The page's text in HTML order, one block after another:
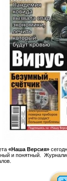
«Наша Версия»
и понятный.